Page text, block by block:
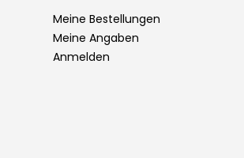
Meine Bestellungen
Meine Angaben
Anmelden